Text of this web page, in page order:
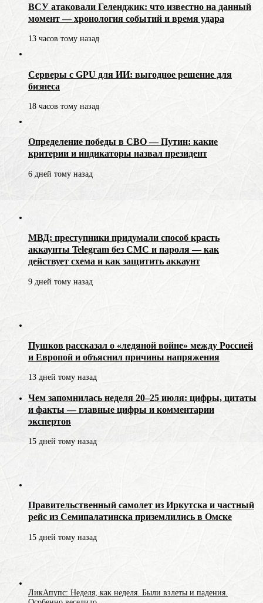
ВСУ атаковали Геленджик: что известно на данный
момент — хронология событий и время удара
13 часов тому назад
Серверы с GPU для ИИ: выгодное решение для
бизнеса
18 часов тому назад
Определение победы в СВО — Путин: какие
критерии и индикаторы назвал президент
6 дней тому назад
МВД: преступники придумали способ красть
аккаунты Telegram без СМС и пароля — как
действует схема и как защитить аккаунт
9 дней тому назад
Пушков рассказал о «ледяной войне» между Россией
и Европой и объяснил причины напряжения
13 дней тому назад
Чем запомнилась неделя 20–25 июля: цифры, цитаты
и факты — главные цифры и комментарии
экспертов
15 дней тому назад
Правительственный самолет из Иркутска и частный
рейс из Семипалатинска приземлились в Омске
15 дней тому назад
ЛикАпупс: Неделя, как неделя. Были взлеты и падения.